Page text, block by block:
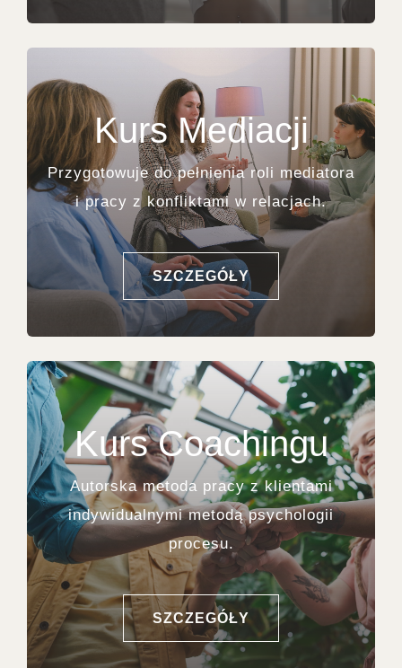
Kurs Mediacji
Przygotowuje do pełnienia roli mediatora
i pracy z konfliktami w relacjach.
SZCZEGÓŁY
Kurs Coachingu
Autorska metoda pracy z klientami
indywidualnymi metodą psychologii
procesu.
SZCZEGÓŁY